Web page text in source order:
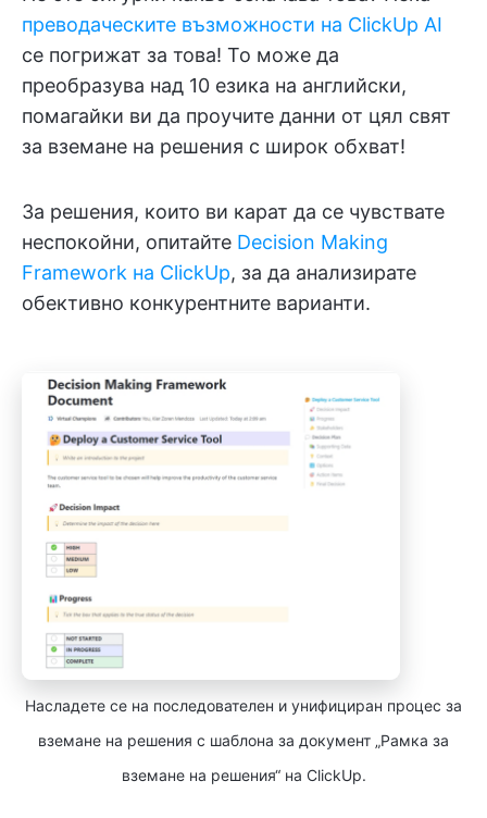
преводаческите възможности на ClickUp AI
се погрижат за това! То може да
преобразува над 10 езика на английски,
помагайки ви да проучите данни от цял свят
за вземане на решения с широк обхват!
За решения, които ви карат да се чувствате
неспокойни, опитайте Decision Making
Framework на ClickUp, за да анализирате
обективно конкурентните варианти.
Насладете се на последователен и унифициран процес за
вземане на решения с шаблона за документ „Рамка за
вземане на решения“ на ClickUp.